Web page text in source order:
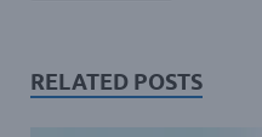
RELATED POSTS